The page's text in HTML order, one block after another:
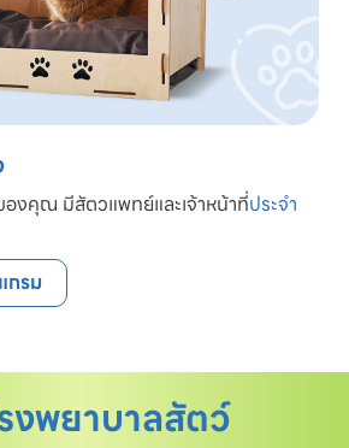
องคุณ มีสัตวแพทย์และเจ้าหน้าที่ประจำ
กรม
งพยาบาลสัตว์